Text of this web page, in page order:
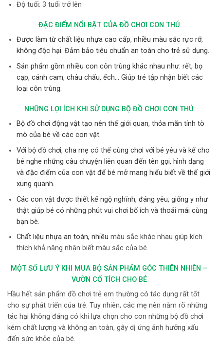
Độ tuổi: 3 tuổi trở lên
ĐẶC ĐIỂM NỔI BẬT CỦA ĐỒ CHƠI CON THÚ
Được làm từ chất liệu nhựa cao cấp, nhiều màu sắc rực rỡ,
không độc hại. Đảm bảo tiêu chuẩn an toàn cho trẻ sử dụng.
Sản phẩm gồm nhiều con côn trùng khác nhau như: rết, bọ
cạp, cánh cam, châu chấu, ếch… Giúp trẻ tập nhận biết các
loại côn trùng.
NHỮNG LỢI ÍCH KHI SỬ DỤNG BỘ ĐỒ CHƠI CON THÚ
Bộ đồ chơi động vật tạo nên thế giới quan, thỏa mãn tính tò
mò của bé về các con vật.
Với bộ đồ chơi, cha mẹ có thể cùng chơi với bé yêu và kể cho
bé nghe những câu chuyện liên quan đến tên gọi, hình dạng
và đặc điểm của con vật để bé mở mang hiểu biết về thế giới
xung quanh.
Các con vật được thiết kế ngộ nghĩnh, đáng yêu, giống y như
thật giúp bé có những phút vui chơi bổ ích và thoải mái cùng
bạn bè.
Chất liệu nhựa an toàn, nhiều màu sắc khác nhau giúp kích
thích khả năng nhận biết màu sắc của bé.
MỘT SỐ LƯU Ý KHI MUA BỘ SẢN PHẨM GÓC THIÊN NHIÊN –
VƯỜN CỔ TÍCH CHO BÉ
Hầu hết sản phẩm đồ chơi trẻ em thường có tác dụng rất tốt
cho sự phát triển của trẻ. Tuy nhiên, các mẹ nên nắm rõ những
tác hại không đáng có khi lựa chọn cho con những bộ đồ chơi
kém chất lượng và không an toàn, gây dị ứng ảnh hưởng xấu
đến sức khỏe của bé.